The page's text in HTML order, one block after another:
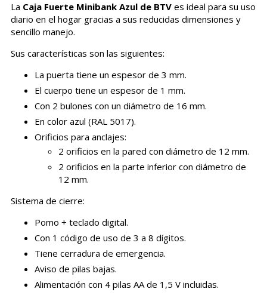
La Caja Fuerte Minibank Azul de BTV es ideal para su uso
diario en el hogar gracias a sus reducidas dimensiones y
sencillo manejo.
Sus características son las siguientes:
La puerta tiene un espesor de 3 mm.
El cuerpo tiene un espesor de 1 mm.
Con 2 bulones con un diámetro de 16 mm.
En color azul (RAL 5017).
Orificios para anclajes:
2 orificios en la pared con diámetro de 12 mm.
2 orificios en la parte inferior con diámetro de
12 mm.
Sistema de cierre:
Pomo + teclado digital.
Con 1 código de uso de 3 a 8 dígitos.
Tiene cerradura de emergencia.
Aviso de pilas bajas.
Alimentación con 4 pilas AA de 1,5 V incluidas.